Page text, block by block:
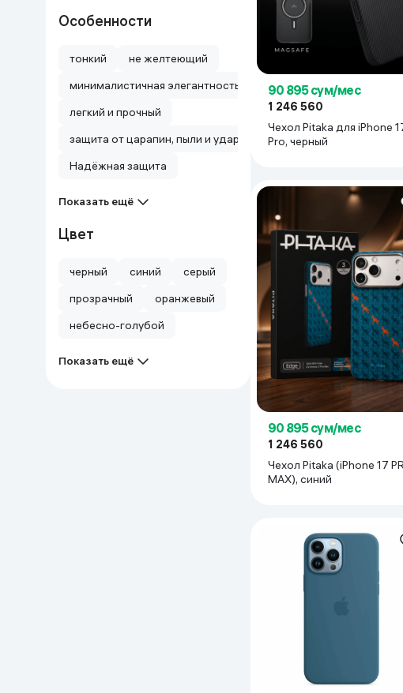
Бытовая химия
Одежда и Обувь
Особенности
тонкий
не желтеющий
минималистичная элегантность и надёжная защита
легкий и прочный
защита от царапин, пыли и ударов.
Надёжная защита
Показать ещё
Цвет
черный синий
серый
прозрачный
оранжевый
небесно-голубой
Показать ещё
90 895 сум/мес
1 246 560
Чехол Pitaka для iPhone
Pro, черный
90 895 сум/мес
1 246 560
Чехол Pitaka (iPhone 17
MAX), синий